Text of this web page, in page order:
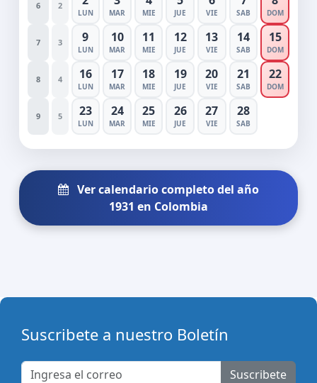
6 2
LUN MAR MIE JUE VIE SAB DOM
7 3 9
LUN
10
MAR
11
MIE
12
JUE
13
VIE
14
SAB
15
DOM
8 4 16
LUN
17
MAR
18
MIE
19
JUE
20
VIE
21
SAB
22
DOM
9 5 23
LUN
24
MAR
25
MIE
26
JUE
27
VIE
28
SAB
Ver calendario completo del año
1931 en Colombia
Suscribete a nuestro Boletín
Suscribete